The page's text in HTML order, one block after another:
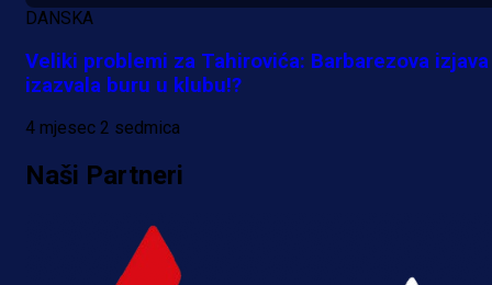
DANSKA
Veliki problemi za Tahirovića: Barbarezova izjava
izazvala buru u klubu!?
4 mjesec 2 sedmica
Naši Partneri